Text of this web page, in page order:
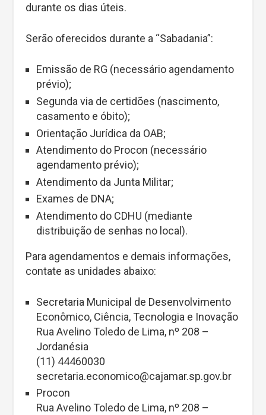
durante os dias úteis.
Serão oferecidos durante a “Sabadania”:
Emissão de RG (necessário agendamento
prévio);
Segunda via de certidões (nascimento,
casamento e óbito);
Orientação Jurídica da OAB;
Atendimento do Procon (necessário
agendamento prévio);
Atendimento da Junta Militar;
Exames de DNA;
Atendimento do CDHU (mediante
distribuição de senhas no local).
Para agendamentos e demais informações,
contate as unidades abaixo:
Secretaria Municipal de Desenvolvimento
Econômico, Ciência, Tecnologia e Inovação
Rua Avelino Toledo de Lima, nº 208 –
Jordanésia
(11) 44460030
secretaria.economico@cajamar.sp.gov.br
Procon
Rua Avelino Toledo de Lima, nº 208 –